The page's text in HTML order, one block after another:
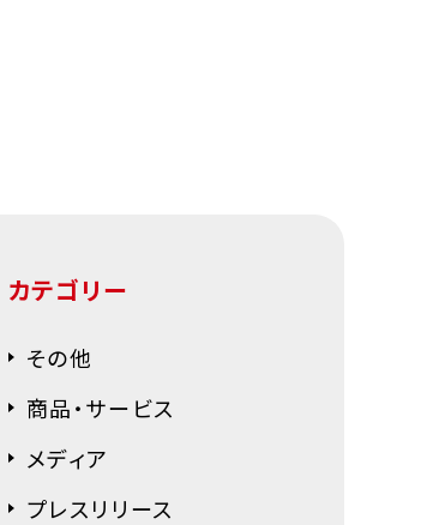
カテゴリー
その他
商品・サービス
メディア
プレスリリース